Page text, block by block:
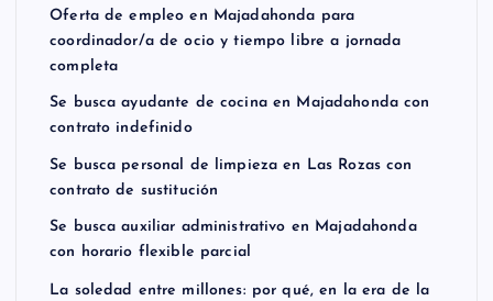
Oferta de empleo en Majadahonda para
coordinador/a de ocio y tiempo libre a jornada
completa
Se busca ayudante de cocina en Majadahonda con
contrato indefinido
Se busca personal de limpieza en Las Rozas con
contrato de sustitución
Se busca auxiliar administrativo en Majadahonda
con horario flexible parcial
La soledad entre millones: por qué, en la era de la